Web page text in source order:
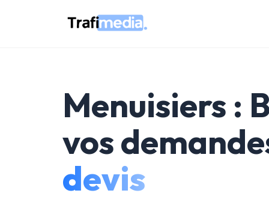
Menuisiers :
vos
devis